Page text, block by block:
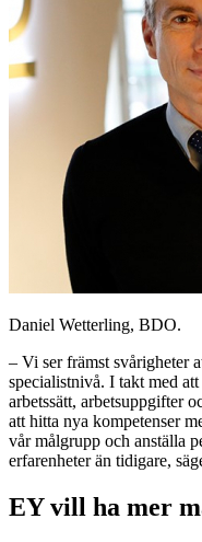
Daniel Wetterling, BDO.
– Vi ser främst svårigheter
specialistnivå. I takt med
arbetssätt, arbetsuppgifter
att hitta nya kompetenser
vår målgrupp och anställa
erfarenheter än tidigare,
EY vill ha mer